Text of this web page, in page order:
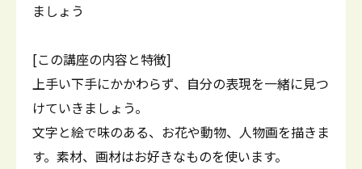
ましょう
[この講座の内容と特徴]
上手い下手にかかわらず、自分の表現を一緒に見つ
けていきましょう。
文字と絵で味のある、お花や動物、人物画を描きま
す。素材、画材はお好きなものを使います。